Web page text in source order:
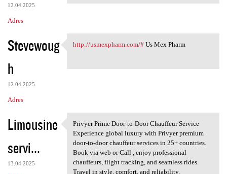
12.04.2025
Adres
Stevewoug
h
12.04.2025
Adres
http://usmexpharm.com/# Us
http://usmexpharm.com/#Us Mex Pharm
Limousine
servi...
13.04.2025
Privyer Prime Door-to-Door
Privyer Prime Door-to-Door Chauffeur Service
Experience global luxury with Privyer premium
door-to-door chauffeur services in 25+ countries.
Book via web or Call , enjoy professional
chauffeurs, flight tracking, and seamless rides.
Travel in style, comfort, and reliability.